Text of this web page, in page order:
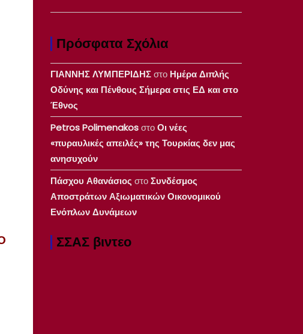
Πρόσφατα Σχόλια
ΓΙΑΝΝΗΣ ΛΥΜΠΕΡΙΔΗΣστο Ημέρα Διπλής
Οδύνης και Πένθους Σήμερα στις ΕΔ και στο
Έθνος
Petros PolimenakosστοΟι νέες
«πυραυλικές απειλές» της Τουρκίας δεν μας
ανησυχούν
Πάσχου Αθανάσιος στοΣυνδέσμος
Αποστράτων Αξιωματικών Οικονομικού
Ενόπλων Δυνάμεων
ΣΣΑΣ βιντεο